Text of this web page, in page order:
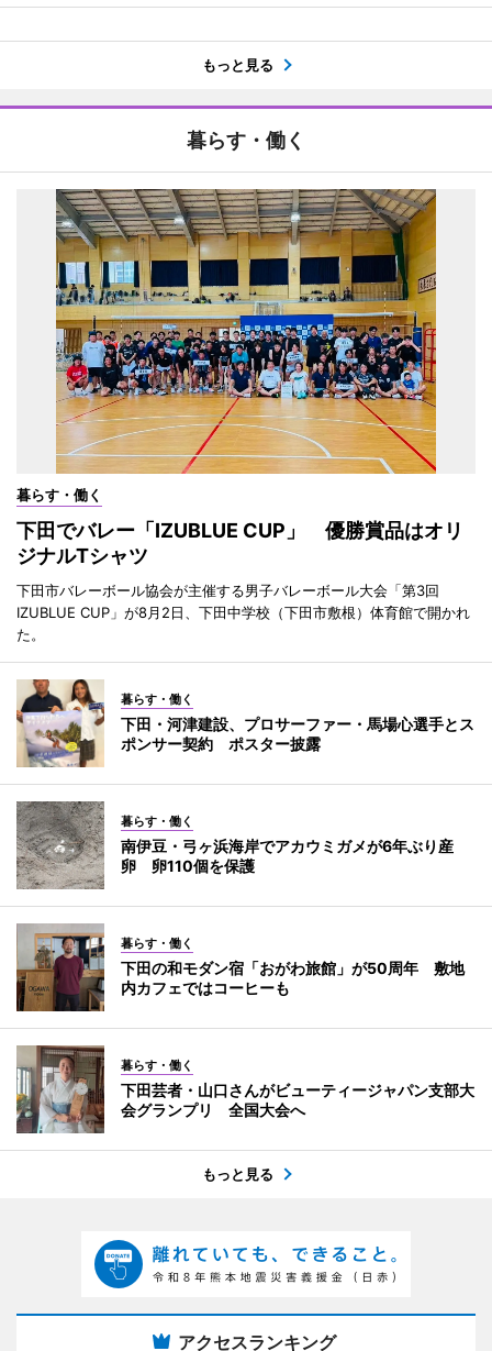
もっと見る
暮らす・働く
暮らす・働く
下田でバレー「IZUBLUE CUP」 優勝賞品はオリ
ジナルTシャツ
下田市バレーボール協会が主催する男子バレーボール大会「第3回
IZUBLUE CUP」が8月2日、下田中学校（下田市敷根）体育館で開かれ
た。
暮らす・働く
下田・河津建設、プロサーファー・馬場心選手とス
ポンサー契約 ポスター披露
暮らす・働く
南伊豆・弓ヶ浜海岸でアカウミガメが6年ぶり産
卵 卵110個を保護
暮らす・働く
下田の和モダン宿「おがわ旅館」が50周年 敷地
内カフェではコーヒーも
暮らす・働く
下田芸者・山口さんがビューティージャパン支部大
会グランプリ 全国大会へ
もっと見る
アクセスランキング